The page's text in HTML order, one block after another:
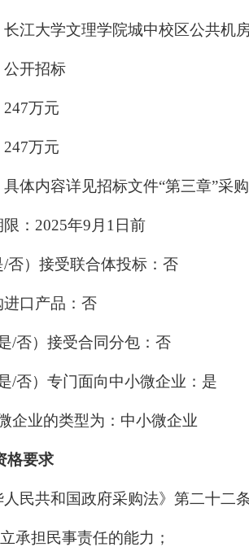
长江大学文理学院城中校区公共机
公开招标
万元
万元
体内容详见招标文件“第三章”采
：2025年9月1日前
否）接受联合体投标：否
口产品：否
/否）接受合同分包：否
/否）专门面向中小微企业：是
企业的类型为：中小微企业
格要求
人民共和国政府采购法》第二十二
承担民事责任的能力；